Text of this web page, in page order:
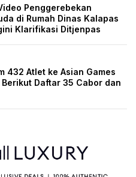
Penggerebekan
di Rumah Dinas Kalapas
Klarifikasi Ditjenpas
432 Atlet ke Asian Games
Daftar 35 Cabor dan